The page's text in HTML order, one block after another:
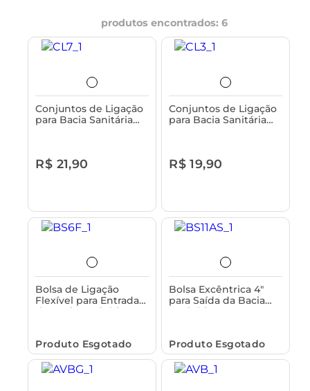
produtos encontrados: 6
Conjuntos de Ligação
para Bacia Sanitária
R$ 21,90
Conjuntos de Ligação
para Bacia Sanitária
R$ 19,90
Bolsa de Ligação
Flexível para Entrada
de Bacia Sanitária
Produto Esgotado
Bolsa Excêntrica 4"
para Saída da Bacia
Sanitária Astra
Produto Esgotado